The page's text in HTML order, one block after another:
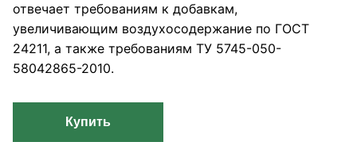
отвечает требованиям к добавкам,
увеличивающим воздухосодержание по ГОСТ
24211, а также требованиям ТУ 5745-050-
58042865-2010.
Купить